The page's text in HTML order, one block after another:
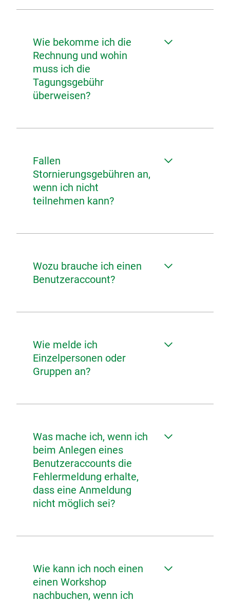
Wie bekomme ich die
Rechnung und wohin
muss ich die
Tagungsgebühr
überweisen?
Fallen
Stornierungsgebühren an,
wenn ich nicht
teilnehmen kann?
Wozu brauche ich einen
Benutzeraccount?
Wie melde ich
Einzelpersonen oder
Gruppen an?
Was mache ich, wenn ich
beim Anlegen eines
Benutzeraccounts die
Fehlermeldung erhalte,
dass eine Anmeldung
nicht möglich sei?
Wie kann ich noch einen
einen Workshop
nachbuchen, wenn ich